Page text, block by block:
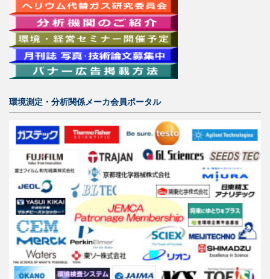
環境測定・分析関係メーカ会員ポータル